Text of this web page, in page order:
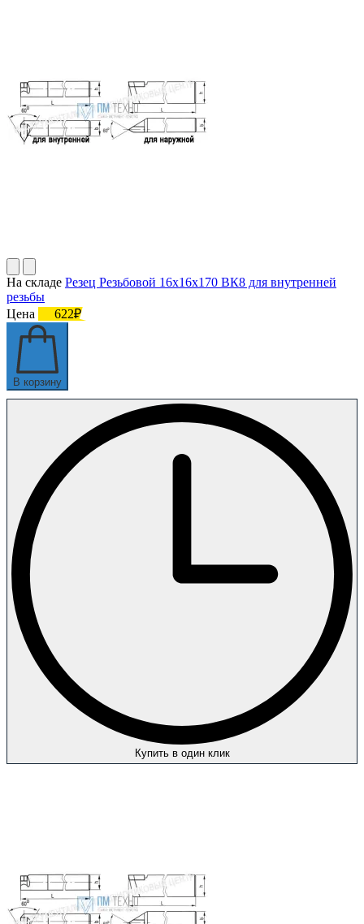
На складе Резец Резьбовой 16х16х170 ВК8 для внутренней
резьбы
Цена
622₽
В корзину
Купить в один клик